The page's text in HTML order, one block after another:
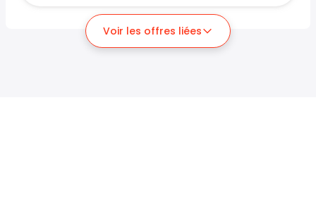
Voir les offres liées